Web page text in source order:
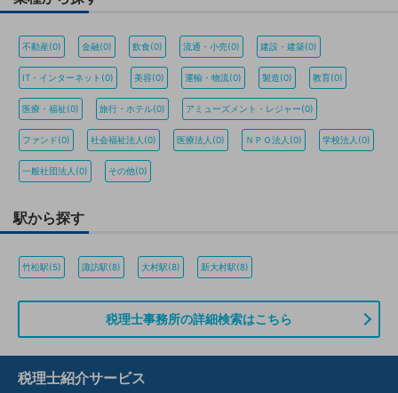
不動産(0) 金融(0) 飲食(0) 流通・小売(0) 建設・建築(0)
IT・インターネット(0) 美容(0) 運輸・物流(0) 製造(0) 教育(0)
医療・福祉(0) 旅行・ホテル(0) アミューズメント・レジャー(0)
ファンド(0) 社会福祉法人(0) 医療法人(0) ＮＰＯ法人(0) 学校法人(0)
一般社団法人(0) その他(0)
駅から探す
竹松駅(5) 諏訪駅(8) 大村駅(8) 新大村駅(8)
税理士事務所の詳細検索はこちら
税理士紹介サービス